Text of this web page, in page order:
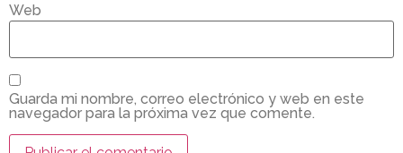
Web
Guarda mi nombre, correo electrónico y web en este
navegador para la próxima vez que comente.